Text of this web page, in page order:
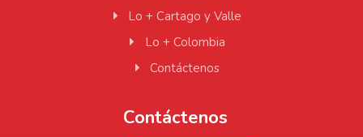
Lo + Cartago y Valle
Lo + Colombia
Contáctenos
Contáctenos